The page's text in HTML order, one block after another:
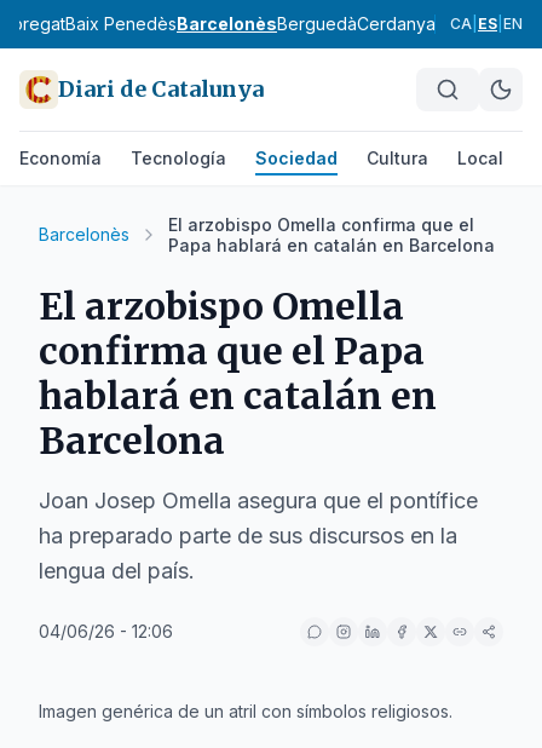
Baix PenedèsBarcelonèsBerguedàCerdanya Conca de
CA ES EN
Diari de Catalunya
Economía Tecnología Sociedad Cultura Local
Barcelonès
El arzobispo Omella confirma que el
Papa hablará en catalán en Barcelona
El arzobispo Omella
confirma que el Papa
hablará en catalán en
Barcelona
Joan Josep Omella asegura que el pontífice
ha preparado parte de sus discursos en la
lengua del país.
04/06/26 - 12:06
Imagen genérica de un atril con símbolos religiosos.